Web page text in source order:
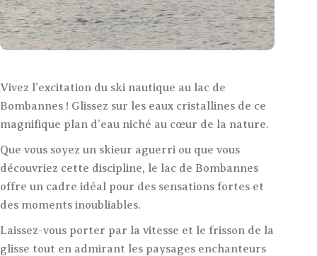
Vivez l’excitation du ski nautique au lac de
Bombannes ! Glissez sur les eaux cristallines de ce
magnifique plan d’eau niché au cœur de la nature.
Que vous soyez un skieur aguerri ou que vous
découvriez cette discipline, le lac de Bombannes
offre un cadre idéal pour des sensations fortes et
des moments inoubliables.
Laissez-vous porter par la vitesse et le frisson de la
glisse tout en admirant les paysages enchanteurs